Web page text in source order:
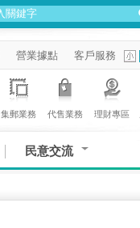
營業據點 客戶服務
集郵業務 代售業務 理財專區
民意交流